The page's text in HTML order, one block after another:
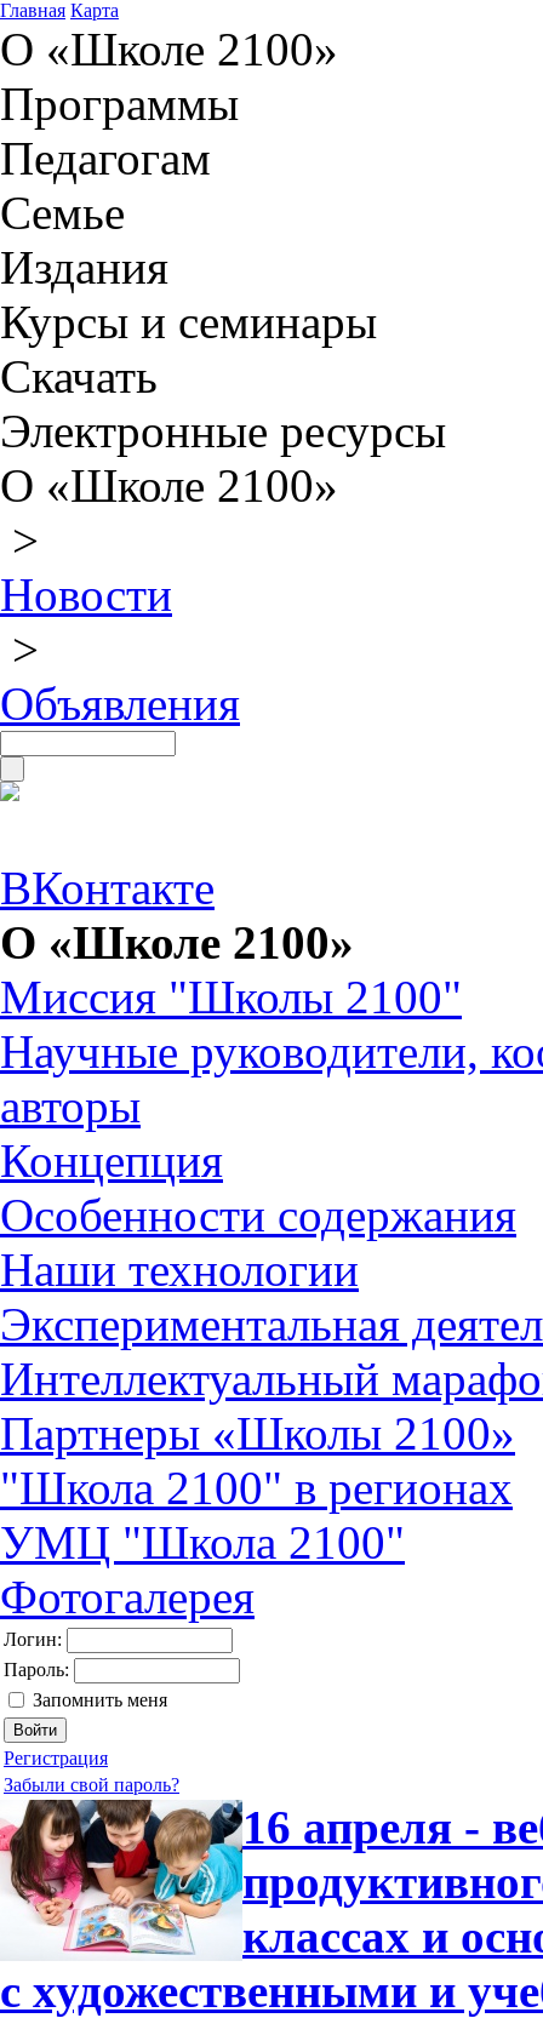
Главная Карта
О «Школе 2100»
Программы
Педагогам
Семье
Издания
Курсы и семинары
Скачать
Электронные ресурсы
О «Школе 2100»
>
Новости
>
Объявления
ВКонтакте
О «Школе 2100»
Миссия "Школы 2100"
Научные руководители,
авторы
Концепция
Особенности содержания
Наши технологии
Экспериментальная
Интеллектуальный
Партнеры «Школы 2100»
"Школа 2100" в регионах
УМЦ "Школа 2100"
Фотогалерея
Логин:
Пароль:
Запомнить меня
Регистрация
Забыли свой пароль?
16 апреля -
классах и
с художественными и